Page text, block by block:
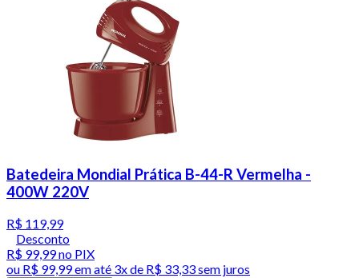
Batedeira Mondial Prática B-44-R Vermelha -
400W 220V
R$ 119,99
Desconto
R$ 99,99no PIX
ou R$ 99,99em até 3x de R$ 33,33 sem juros